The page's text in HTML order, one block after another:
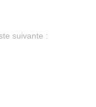
suivante :